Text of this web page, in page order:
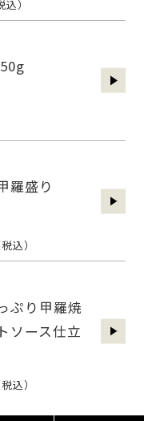
込）
羅盛り
税込）
ぷり甲羅焼
ソース仕立
税込）